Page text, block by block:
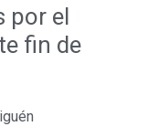
por el
fin de